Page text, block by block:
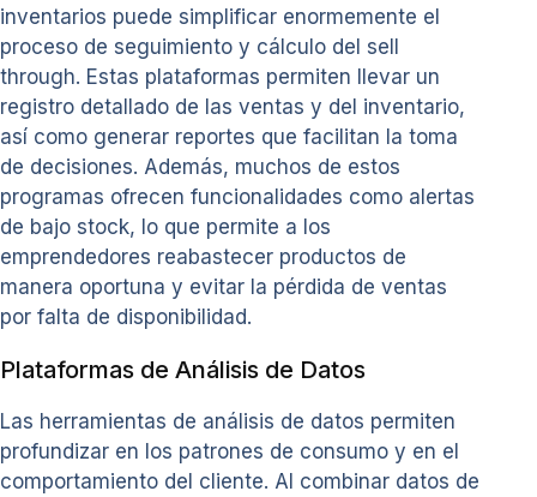
inventarios puede simplificar enormemente el
proceso de seguimiento y cálculo del sell
through. Estas plataformas permiten llevar un
registro detallado de las ventas y del inventario,
así como generar reportes que facilitan la toma
de decisiones. Además, muchos de estos
programas ofrecen funcionalidades como alertas
de bajo stock, lo que permite a los
emprendedores reabastecer productos de
manera oportuna y evitar la pérdida de ventas
por falta de disponibilidad.
Plataformas de Análisis de Datos
Las herramientas de análisis de datos permiten
profundizar en los patrones de consumo y en el
comportamiento del cliente. Al combinar datos de